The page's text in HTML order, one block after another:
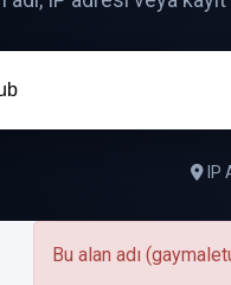
IP
Bu alan adı